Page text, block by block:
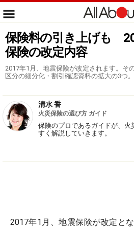
保険料の引き上げも
保険の改定内容
2017年1月、地震保険が改定されます。そ
区分の細分化・割引確認資料の拡大の3つ
清水 香
火災保険の選び方 ガイド
保険のプロであるガイドが、
すく解説していきます。
2017年1月、地震保険が改定と